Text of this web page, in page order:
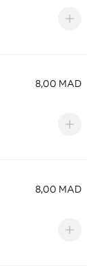
8,00 MAD
8,00 MAD